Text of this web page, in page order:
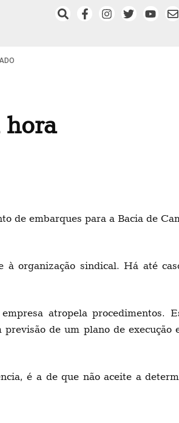
hora
de embarques para a Bacia de
organização sindical. Há até
atropela procedimentos.
de um plano de execução
é a de que não aceite a